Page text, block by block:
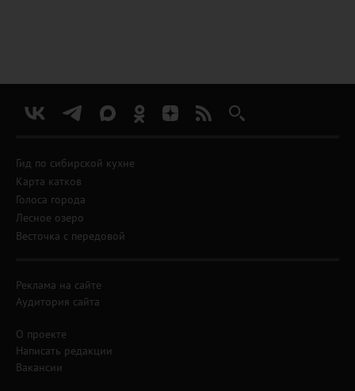
Гид по сибирской кухне
Карта катков
Голоса города
Лесное озеро
Весточка с передовой
Реклама на сайте
Аудитория сайта
О проекте
Написать редакции
Вакансии